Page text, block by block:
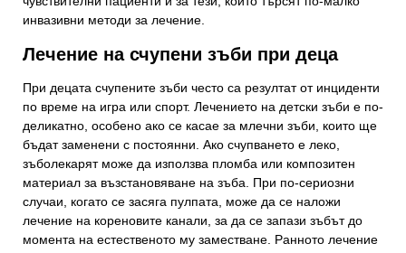
инвазивни методи за лечение.
Лечение на счупени зъби при деца
При децата счупените зъби често са резултат от инциденти
по време на игра или спорт. Лечението на детски зъби е по-
деликатно, особено ако се касае за млечни зъби, които ще
бъдат заменени с постоянни. Ако счупването е леко,
зъболекарят може да използва пломба или композитен
материал за възстановяване на зъба. При по-сериозни
случаи, когато се засяга пулпата, може да се наложи
лечение на кореновите канали, за да се запази зъбът до
момента на естественото му заместване. Ранното лечение